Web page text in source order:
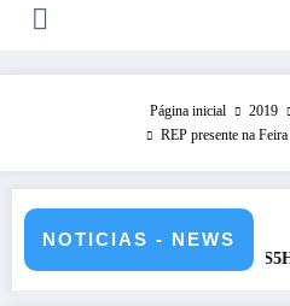
Página inicial 2019
REP presente na
NOTICIAS - NEWS
12 de julho de 2026 – CS5HQ